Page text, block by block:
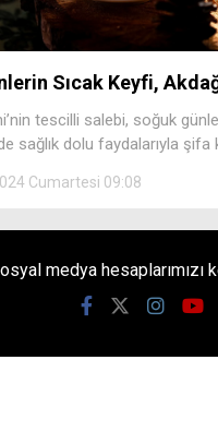
Sıcak Keyfi,
tescilli salebi, soğuk
sağlık dolu faydalarıyla şifa
Cumartesi 09:08
medya hesaplarımızı